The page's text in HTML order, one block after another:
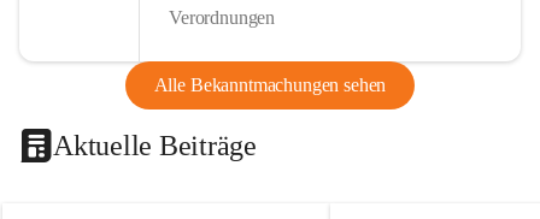
Verordnungen
Alle Bekanntmachungen sehen
Aktuelle Beiträge